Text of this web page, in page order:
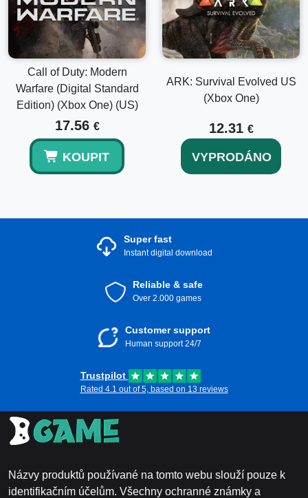
Call of Duty: Modern
Warfare (Digital Standard
Edition) (Xbox One) (US)
17.56 €
KOUPIT
ARK: Survival Evolved US
(Xbox One)
12.31 €
VYPRODÁNO
Super fast
Instant digital download
Reliable & safe
Over 2.000 games
Customer support
Human support 24/7
Trustpilot
Rated 4.1 out of 5, based on 13 reviews
Názvy produktů používané na tomto webu slouží pouze k
identifikačním účelům. Všechny ochranné známky a